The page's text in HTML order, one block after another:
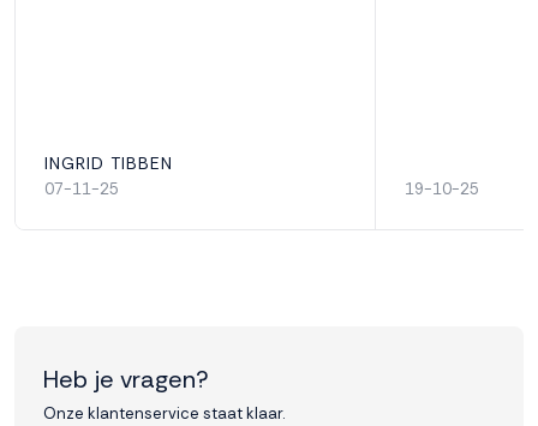
INGRID TIBBEN
07-11-25 19-10-25
Heb je vragen?
Onze klantenservice staat klaar.